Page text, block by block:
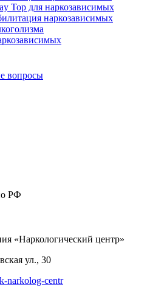
Top для наркозависимых
наркозависимых
вопросы
РФ
«Наркологический центр»
ул., 30
narkolog-centr